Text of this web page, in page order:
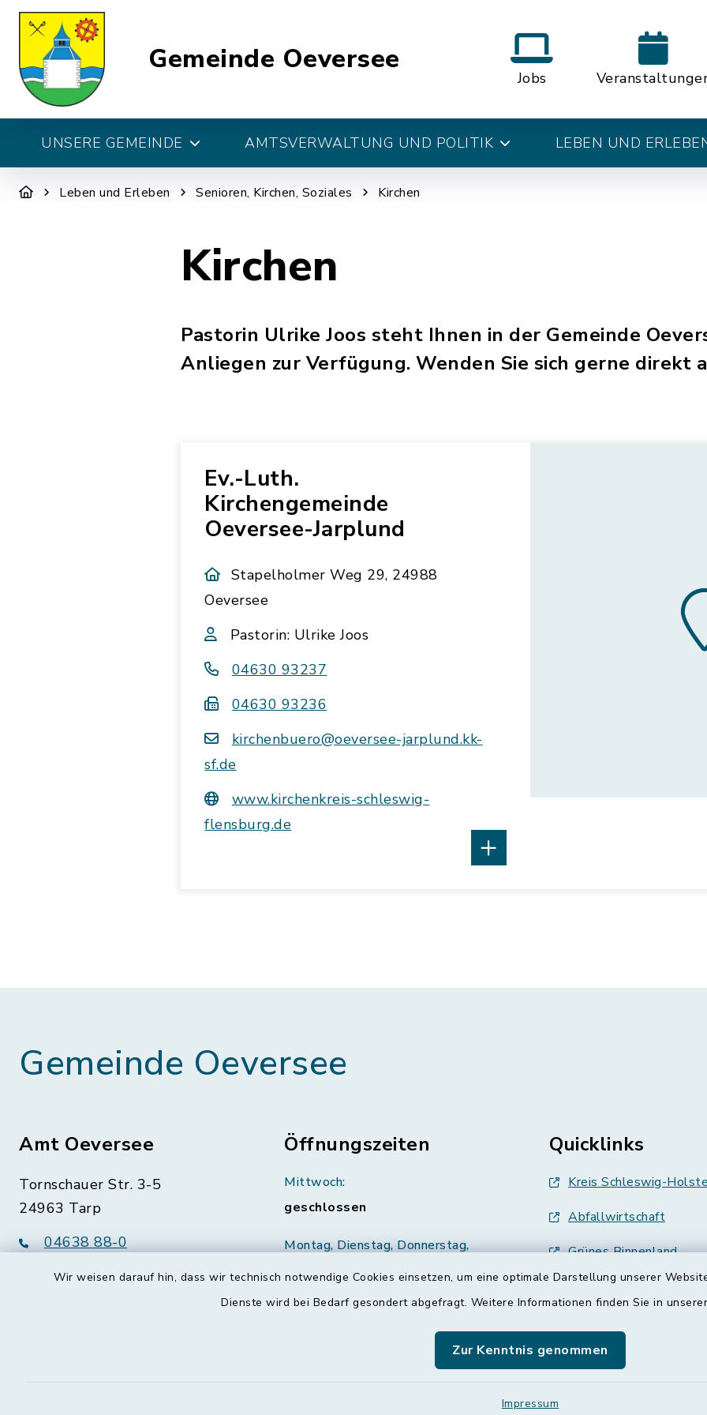
Wir weisen darauf hin, dass wir technisch notwendige Cookies einsetzen, um eine optimale Darstellung unserer
Dienste wird bei Bedarf gesondert abgefragt. Weitere Informationen finden Sie in
Zur Kenntnis genommen
Impressum
Gemeinde Oeversee
Jobs
UNSERE GEMEINDE AMTSVERWALTUNG UND POLITIK LEBEN UND
Leben und Erleben Senioren, Kirchen, Soziales Kirchen
Kirchen
Pastorin Ulrike Joos steht Ihnen in der Gemeinde
Anliegen zur Verfügung. Wenden Sie sich gerne direkt
Ev.-Luth.
Kirchengemeinde
Oeversee-Jarplund
Stapelholmer Weg 29, 24988
Oeversee
Pastorin: Ulrike Joos
04630 93237
04630 93236
kirchenbuero@oeversee-jarplund.kk-
sf.de
www.kirchenkreis-schleswig-
flensburg.de
Gemeinde Oeversee
Amt Oeversee
Tornschauer Str. 3-5
24963 Tarp
04638 88-0
Öffnungszeiten
Mittwoch:
geschlossen
Montag, Dienstag, Donnerstag,
Quicklinks
Kreis Schleswig-
Abfallwirtschaft
Grünes Binnenland
Treenespiegel
ETS